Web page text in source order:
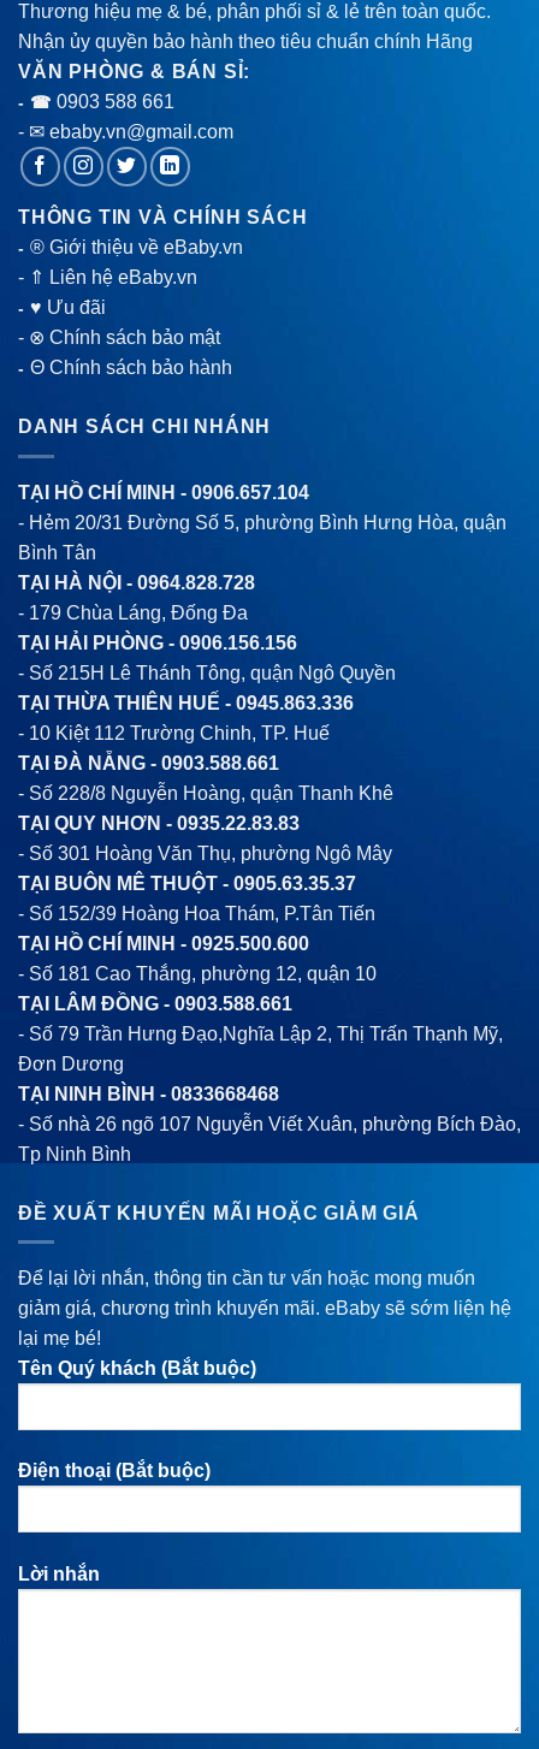
Thương hiệu mẹ & bé, phân phối sỉ & lẻ trên toàn quốc.
Nhận ủy quyền bảo hành theo tiêu chuẩn chính Hãng
VĂN PHÒNG & BÁN SỈ:
- ☎ 0903 588 661
- ✉ ebaby.vn@gmail.com
THÔNG TIN VÀ CHÍNH SÁCH
-® Giới thiệu về eBaby.vn
- ⇑ Liên hệ eBaby.vn
-♥ Ưu đãi
- ⊗ Chính sách bảo mật
-Θ Chính sách bảo hành
DANH SÁCH CHI NHÁNH
TẠI HỒ CHÍ MINH - 0906.657.104
- Hẻm 20/31 Đường Số 5, phường Bình Hưng Hòa, quận
Bình Tân
TẠI HÀ NỘI - 0964.828.728
- 179 Chùa Láng, Đống Đa
TẠI HẢI PHÒNG - 0906.156.156
- Số 215H Lê Thánh Tông, quận Ngô Quyền
TẠI THỪA THIÊN HUẾ - 0945.863.336
- 10 Kiệt 112 Trường Chinh, TP. Huế
TẠI ĐÀ NẴNG - 0903.588.661
- Số 228/8 Nguyễn Hoàng, quận Thanh Khê
TẠI QUY NHƠN - 0935.22.83.83
- Số 301 Hoàng Văn Thụ, phường Ngô Mây
TẠI BUÔN MÊ THUỘT - 0905.63.35.37
- Số 152/39 Hoàng Hoa Thám, P.Tân Tiến
TẠI HỒ CHÍ MINH - 0925.500.600
- Số 181 Cao Thắng, phường 12, quận 10
TẠI LÂM ĐỒNG - 0903.588.661
- Số 79 Trần Hưng Đạo,Nghĩa Lập 2, Thị Trấn Thạnh Mỹ,
Đơn Dương
TẠI NINH BÌNH - 0833668468
- Số nhà 26 ngõ 107 Nguyễn Viết Xuân, phường Bích Đào,
Tp Ninh Bình
ĐỀ XUẤT KHUYẾN MÃI HOẶC GIẢM GIÁ
Để lại lời nhắn, thông tin cần tư vấn hoặc mong muốn
giảm giá, chương trình khuyến mãi. eBaby sẽ sớm liện hệ
lại mẹ bé!
Tên Quý khách (Bắt buộc)
Điện thoại (Bắt buộc)
Lời nhắn